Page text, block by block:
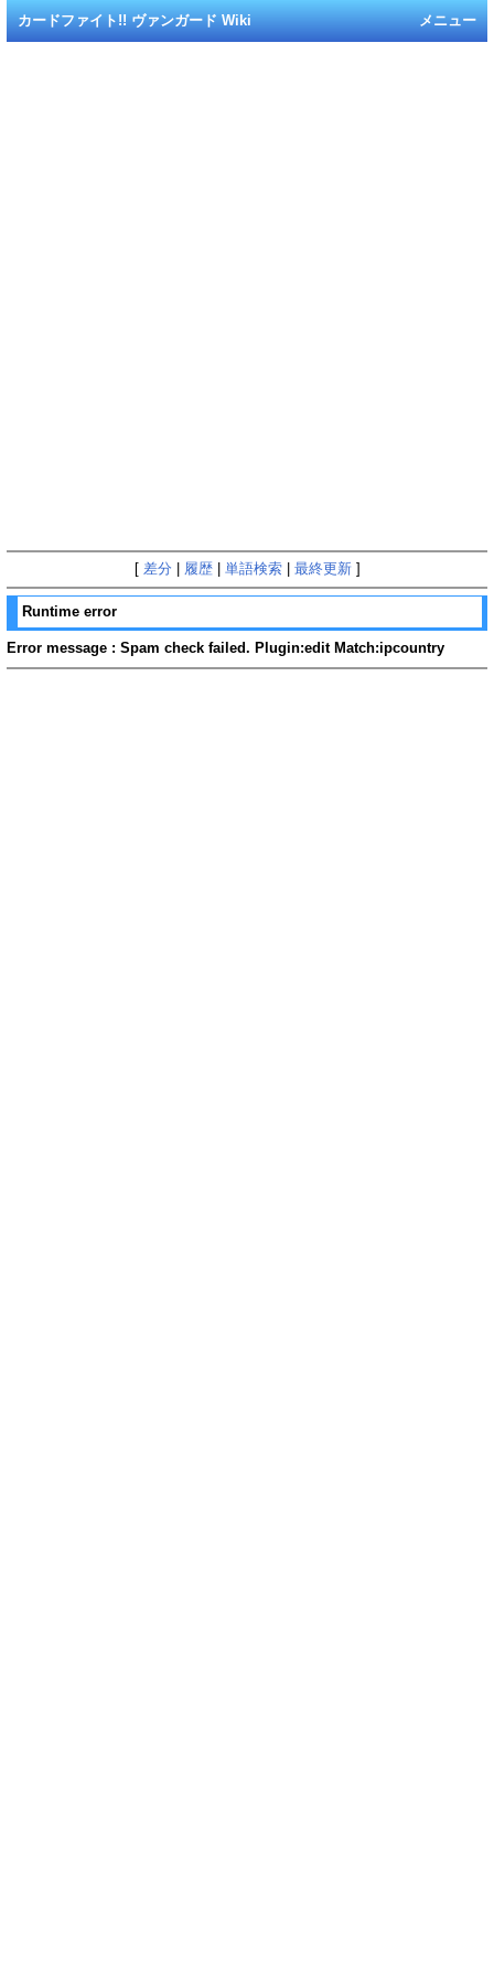
メニュー
カードファイト!! ヴァンガード Wiki
[ 差分 履歴| 単語検索| 最終更新]
Runtime error
Error message : Spam check failed. Plugin:edit Match:ipcountry